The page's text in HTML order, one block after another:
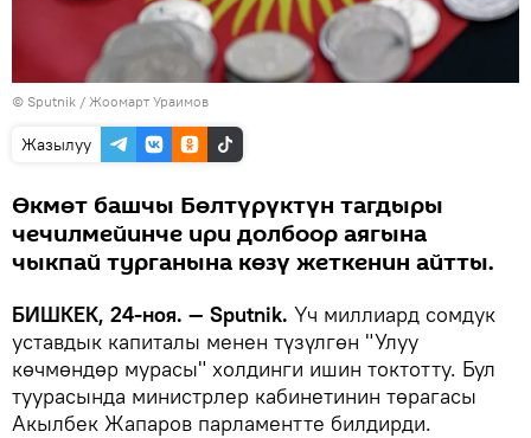
© Sputnik / Жоомарт Ураимов
Жазылуу
Өкмөт башчы Бөлтүрүктүн тагдыры
чечилмейинче ири долбоор аягына
чыкпай турганына көзү жеткенин айтты.
БИШКЕК, 24-ноя. — Sputnik. Үч миллиард сомдук
уставдык капиталы менен түзүлгөн "Улуу
көчмөндөр мурасы" холдинги ишин токтотту. Бул
туурасында министрлер кабинетинин төрагасы
Акылбек Жапаров парламентте билдирди.